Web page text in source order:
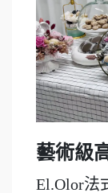
藝術級
El.Olor法